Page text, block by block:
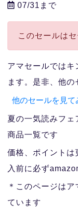
07/31まで
このセールは
アマセールではキ
ます。是非、他の
他のセールを見て
夏の一気読みフ
商品一覧です
価格、ポイントは
入前に必ず
＊このページは
ています